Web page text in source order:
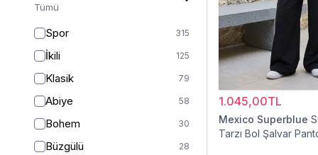
Tümü
Spor 315
İkili 125
Klasik 79
Abiye 58
Bohem 30
Büzgülü 28
1.045,00TL
Mexico Superblue
Tarzı Bol Şalvar